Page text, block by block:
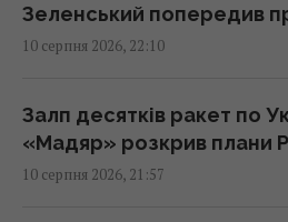
На дроні, що влучив в
Лейпцигу, знайшли сліди
У Колумбії стався
загинули щонайменше
Зеленський попередив
10 серпня 2026, 22:10
Залп десятків ракет по
«Мадяр» розкрив плани
10 серпня 2026, 21:57